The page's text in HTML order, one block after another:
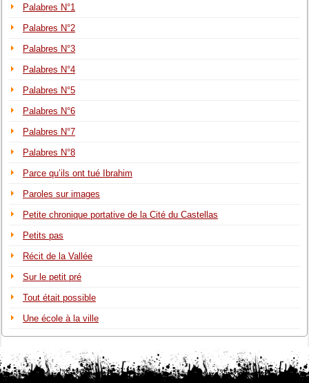
Palabres N°1
Palabres N°2
Palabres N°3
Palabres N°4
Palabres N°5
Palabres N°6
Palabres N°7
Palabres N°8
Parce qu’ils ont tué Ibrahim
Paroles sur images
Petite chronique portative de la Cité du Castellas
Petits pas
Récit de la Vallée
Sur le petit pré
Tout était possible
Une école à la ville